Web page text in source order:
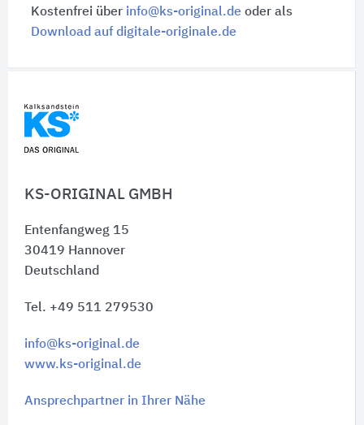
KS-ORIGINAL GMBH
Entenfangweg 15
30419 Hannover
Deutschland
Tel. +49 511 279530
info@ks-original.de
www.ks-original.de
Ansprechpartner in Ihrer Nähe
Kostenfrei über info@ks-original.deoder als
Download auf digitale-originale.de
Schnelleinstiege